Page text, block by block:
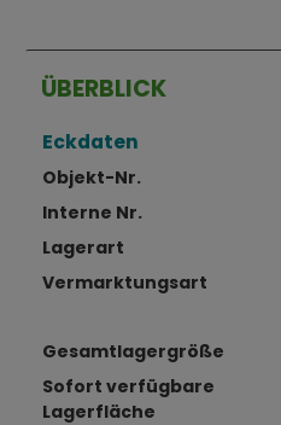
ÜBERBLICK
Eckdaten
Objekt-Nr.
Interne Nr.
Lagerart
Vermarktungsart
Gesamtlagergröße
Sofort verfügbare
Lagerfläche